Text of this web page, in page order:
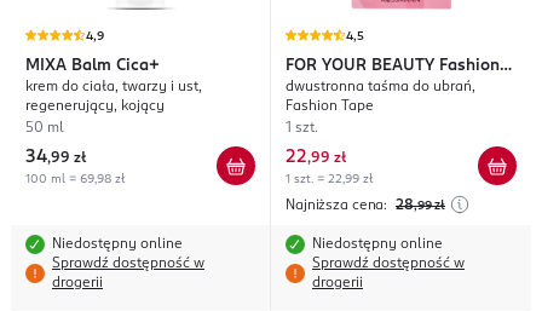
4,9
MIXA Balm Cica+
krem do ciała, twarzy i ust,
regenerujący, kojący
50 ml
34,99 zł
100 ml = 69,98 zł
Niedostępny online
Sprawdź dostępność w
drogerii
4,5
FOR YOUR BEAUTY Fashion
Tape
dwustronna taśma do ubrań,
Fashion Tape
1 szt.
22,99 zł
1 szt. = 22,99 zł
Najniższa cena: 28,99 zł
Niedostępny online
Sprawdź dostępność w
drogerii